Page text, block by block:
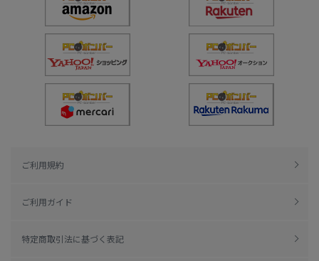
ご利用規約
ご利用ガイド
特定商取引法に基づく表記